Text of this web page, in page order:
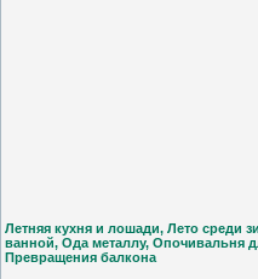
Летняя кухня и лошади, Лето среди
ванной, Ода металлу, Опочивальня
Превращения балкона